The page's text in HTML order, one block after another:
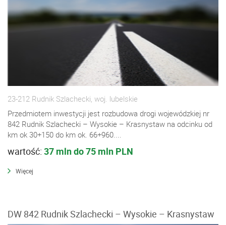
23-212 Rudnik Szlachecki, woj. lubelskie
Przedmiotem inwestycji jest rozbudowa drogi wojewódzkiej nr
842 Rudnik Szlachecki – Wysokie – Krasnystaw na odcinku od
km ok 30+150 do km ok. 66+960....
wartość: 37 mln do 75 mln PLN
Więcej
DW 842 Rudnik Szlachecki – Wysokie – Krasnystaw